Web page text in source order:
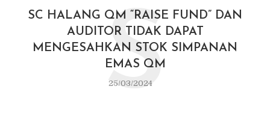
SC HALANG QM “RAISE FUND” DAN
AUDITOR TIDAK DAPAT
MENGESAHKAN STOK SIMPANAN
EMAS QM
25/03/2024
S